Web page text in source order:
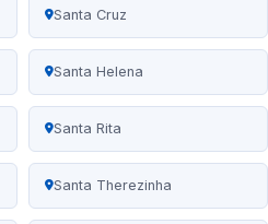
Santa Cruz
Santa Helena
Santa Rita
Santa Therezinha